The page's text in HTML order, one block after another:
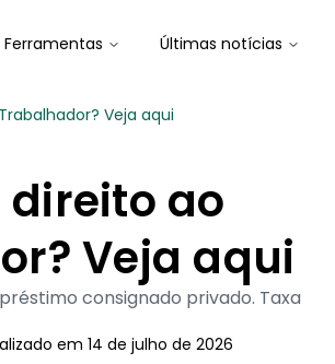
Ferramentas Últimas notícias
Veja aqui
direito ao
Veja aqui
consignado privado. Taxa
em 14 de julho de 2026